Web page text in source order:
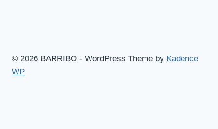
© 2026 BARRIBO - WordPress Theme by Kadence
WP